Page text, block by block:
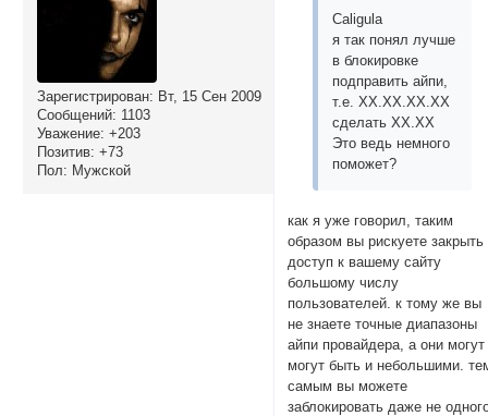
Зарегистрирован: Вт, 15 Сен 2009
Сообщений: 1103
Уважение: +203
Позитив: +73
Пол: Мужской
Caligula
я так понял лучше
в блокировке
подправить айпи,
т.е. ХХ.ХХ.ХХ.ХХ
сделать ХХ.ХХ
Это ведь немного
поможет?
как я уже говорил, таким
образом вы рискуете закрыть
доступ к вашему сайту
большому числу
пользователей. к тому же вы
не знаете точные диапазоны
айпи провайдера, а они могут
могут быть и небольшими.
самым вы можете
заблокировать даже не